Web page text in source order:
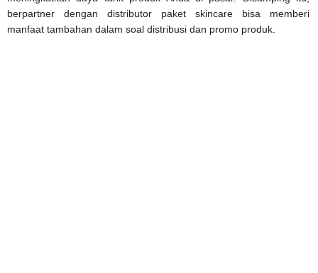
berpartner dengan distributor paket skincare bisa memberi
manfaat tambahan dalam soal distribusi dan promo produk.